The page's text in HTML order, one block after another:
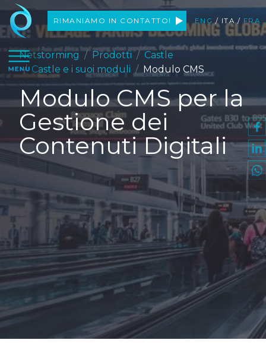
Netstorming
RIMANIAMO IN CONTATTO! ENG / ITA / FRA
apri il menu
Netstorming Prodotti
Castle
Castle e i suoi moduli
Modulo CMS
Modulo CMS per la
Gestione dei
Contenuti Digitali